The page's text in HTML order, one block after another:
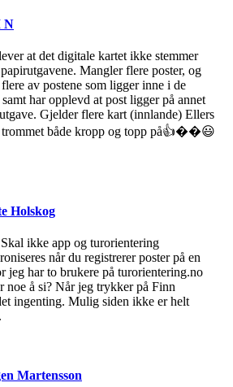
N
at det digitale kartet ikke stemmer
Mangler flere poster, og
av postene som ligger inne i de
har opplevd at post ligger på annet
Gjelder flere kart (innlande) Ellers
trommet både kropp og topp på👍��😃
Holskog
ikke app og turorientering
når du registrerer poster på en
jeg har to brukere på turorientering.no
noe å si? Når jeg trykker på Finn
ingenting. Mulig siden ikke er helt
Martensson